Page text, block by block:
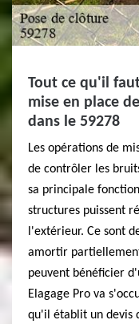
Tout ce qu'il
mise en place
dans le 59278
Les opérations de
de contrôler les
sa principale
structures puissent
l'extérieur. Ce sont
amortir
peuvent bénéficier
Elagage Pro va
qu'il établit un devis